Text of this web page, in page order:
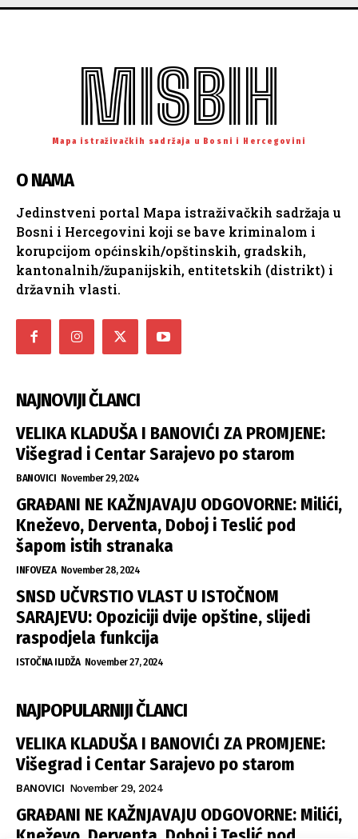
MISBIH
Mapa istraživačkih sadržaja u Bosni i Hercegovini
O NAMA
Jedinstveni portal Mapa istraživačkih sadržaja u
Bosni i Hercegovini koji se bave kriminalom i
korupcijom općinskih/opštinskih, gradskih,
kantonalnih/županijskih, entitetskih (distrikt) i
državnih vlasti.
NAJNOVIJI ČLANCI
VELIKA KLADUŠA I BANOVIĆI ZA PROMJENE:
Višegrad i Centar Sarajevo po starom
BANOVICI November 29, 2024
GRAĐANI NE KAŽNJAVAJU ODGOVORNE: Milići,
Kneževo, Derventa, Doboj i Teslić pod
šapom istih stranaka
INFOVEZA November 28, 2024
SNSD UČVRSTIO VLAST U ISTOČNOM
SARAJEVU: Opoziciji dvije opštine, slijedi
raspodjela funkcija
ISTOČNA ILIDŽA November 27, 2024
NAJPOPULARNIJI ČLANCI
VELIKA KLADUŠA I BANOVIĆI ZA PROMJENE:
Višegrad i Centar Sarajevo po starom
BANOVICI November 29, 2024
GRAĐANI NE KAŽNJAVAJU ODGOVORNE: Milići,